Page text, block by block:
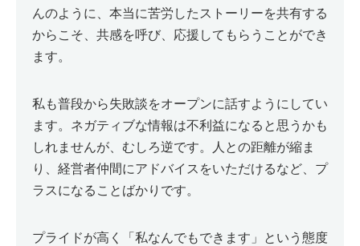
んのように、本当に苦労したストーリーを共有する
からこそ、共感を呼び、応援してもらうことができ
ます。
私も普段から失敗談をオープンに話すようにしてい
ます。ネガティブな情報は不利益になると思うかも
しれませんが、むしろ逆です。人との距離が縮ま
り、経営者仲間にアドバイスをいただけるなど、プ
ラスになることばかりです。
プライドが高く「私なんでもできます」という態度